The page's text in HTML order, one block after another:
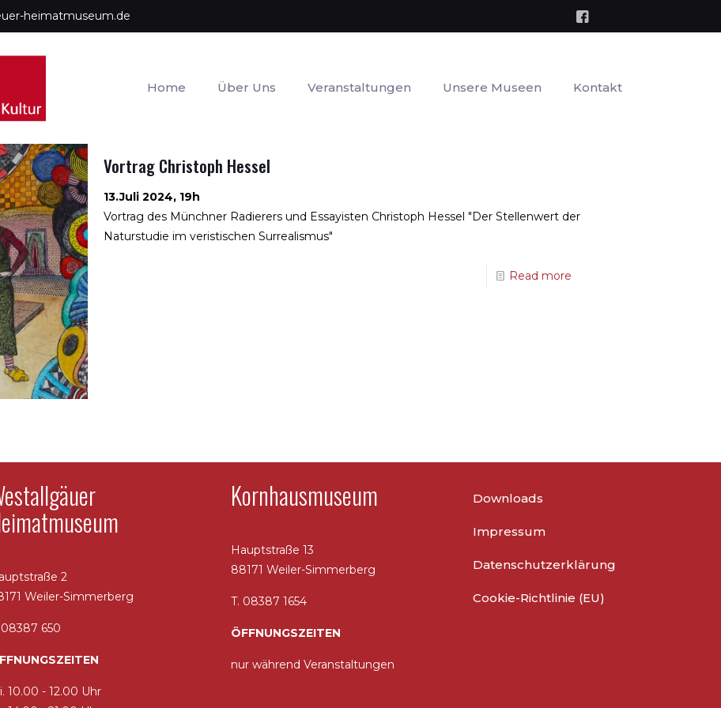
heimatmuseum.de
Home Über Uns Veranstaltungen Unsere Museen Kontakt
Vortrag Christoph Hessel
13.Juli 2024, 19h
Vortrag des Münchner Radierers und Essayisten Christoph Hessel "Der Stellenwert der
Naturstudie im veristischen Surrealismus"
Read more
2
Weiler-Simmerberg
08387 650
10.00 - 12.00 Uhr
Kornhausmuseum
Hauptstraße 13
88171 Weiler-Simmerberg
T. 08387 1654
ÖFFNUNGSZEITEN
nur während Veranstaltungen
Downloads
Impressum
Datenschutzerklärung
Cookie-Richtlinie (EU)